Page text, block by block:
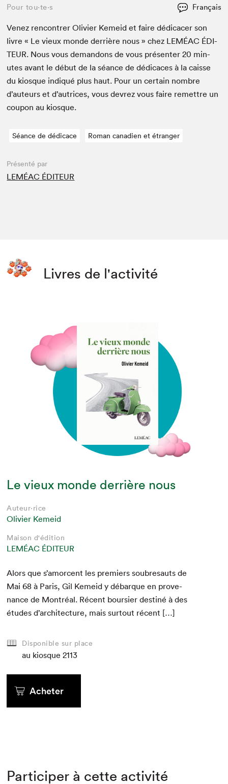
Pour tou⋅te⋅s Français
Venez ren­con­tr­er Olivi­er Kemeid et faire dédi­cac­er son
livre « Le vieux monde der­rière nous » chez LEMÉAC ÉDI­
TEUR. Nous vous deman­dons de vous présen­ter20 min­
utes avant le début de la séance de dédi­caces à la caisse
du kiosque indiqué plus haut. Pour un cer­tain nom­bre
d’auteurs et d’autrices, vous devrez vous faire remet­tre un
coupon au kiosque.
Séance de dédicace Roman canadien et étranger
Présenté par
LEMÉAC ÉDITEUR
Livres de l'activité
Le vieux monde derrière nous
Auteur·rice
Olivier Kemeid
Maison d'édition
LEMÉAC ÉDITEUR
Alors que s’amorcent les pre­miers soubre­sauts de
Mai68 à Paris, Gil Kemeid y débar­que en prove­
nance de Mon­tréal. Récent bour­si­er des­tiné à des
études d’architecture, mais surtout récent […]
Disponible sur place
au kiosque 2113
Acheter
Participer à cette activité